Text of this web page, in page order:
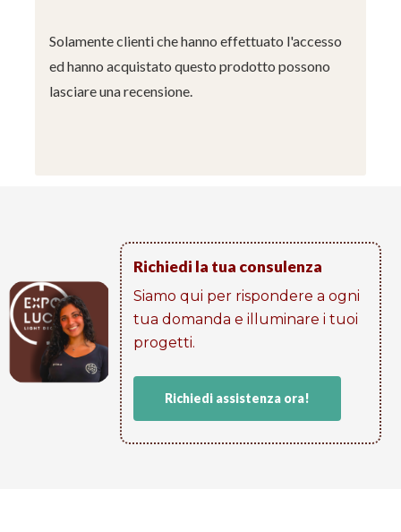
Solamente clienti che hanno effettuato l'accesso
ed hanno acquistato questo prodotto possono
lasciare una recensione.
Richiedi la tua consulenza
Siamo qui per rispondere a ogni
tua domanda e illuminare i tuoi
progetti​.
Richiedi assistenza ora!